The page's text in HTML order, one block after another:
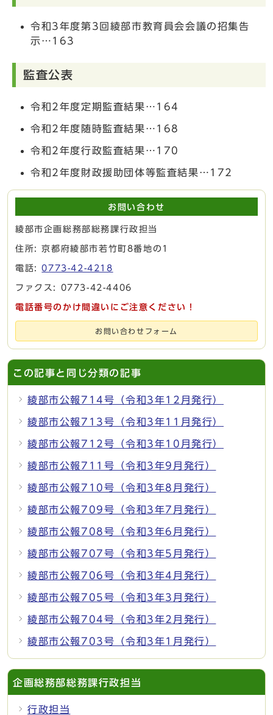
令和3年度第3回綾部市教育員会会議の招集告
示…163
監査公表
令和2年度定期監査結果…164
令和2年度随時監査結果…168
令和2年度行政監査結果…170
令和2年度財政援助団体等監査結果…172
お問い合わせ
綾部市企画総務部総務課行政担当
住所: 京都府綾部市若竹町8番地の1
電話:0773-42-4218
ファクス: 0773-42-4406
電話番号のかけ間違いにご注意ください！
お問い合わせフォーム
この記事と同じ分類の記事
綾部市公報714号（令和3年12月発行）
綾部市公報713号（令和3年11月発行）
綾部市公報712号（令和3年10月発行）
綾部市公報711号（令和3年9月発行）
綾部市公報710号（令和3年8月発行）
綾部市公報709号（令和3年7月発行）
綾部市公報708号（令和3年6月発行）
綾部市公報707号（令和3年5月発行）
綾部市公報706号（令和3年4月発行）
綾部市公報705号（令和3年3月発行）
綾部市公報704号（令和3年2月発行）
綾部市公報703号（令和3年1月発行）
企画総務部総務課行政担当
行政担当